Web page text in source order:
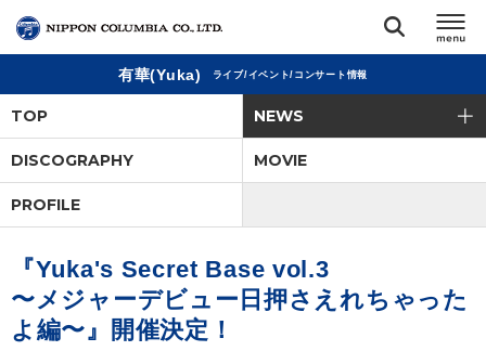
閉じる
アーティスト
ジャンル
ランキング
有華(Yuka) ライブ/イベント/コンサート情報
TOP NEWS
DISCOGRAPHY MOVIE
PROFILE
『Yuka's Secret Base vol.3
〜メジャーデビュー日押さえれちゃった
よ編〜』開催決定！